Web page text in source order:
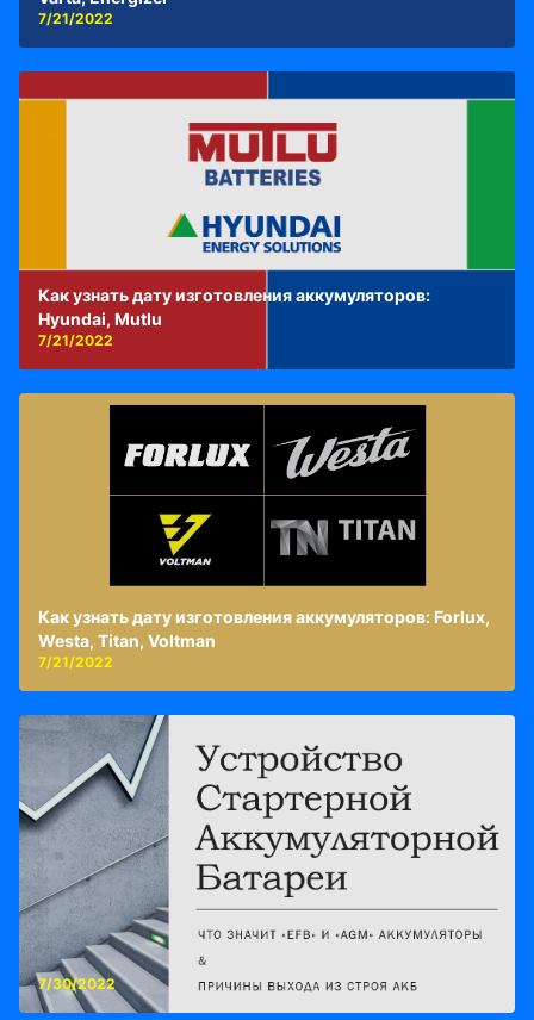
7/21/2022
Как узнать дату изготовления аккумуляторов:
Hyundai, Mutlu
7/21/2022
Как узнать дату изготовления аккумуляторов: Forlux,
Westa, Titan, Voltman
7/21/2022
7/30/2022